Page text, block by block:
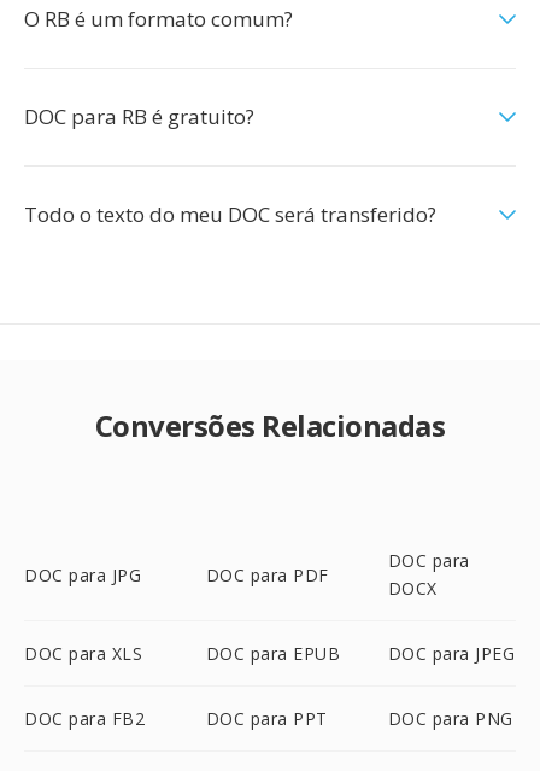
O RB é um formato comum?
DOC para RB é gratuito?
Todo o texto do meu DOC será transferido?
Conversões Relacionadas
DOC para JPG DOC para PDF
DOC para
DOCX
DOC para XLS DOC para EPUB DOC para JPEG
DOC para FB2 DOC para PPT DOC para PNG